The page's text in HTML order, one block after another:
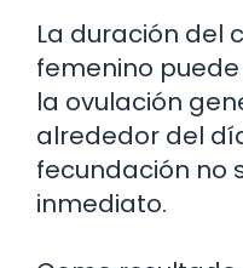
La duración del
femenino
la ovulación
alrededor del
fecundación no
inmediato.